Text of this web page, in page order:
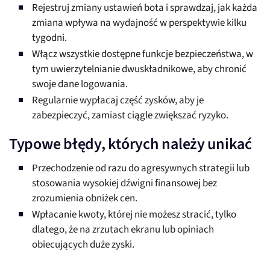
Rejestruj zmiany ustawień bota i sprawdzaj, jak każda
zmiana wpływa na wydajność w perspektywie kilku
tygodni.
Włącz wszystkie dostępne funkcje bezpieczeństwa, w
tym uwierzytelnianie dwuskładnikowe, aby chronić
swoje dane logowania.
Regularnie wypłacaj część zysków, aby je
zabezpieczyć, zamiast ciągle zwiększać ryzyko.
Typowe błędy, których należy unikać
Przechodzenie od razu do agresywnych strategii lub
stosowania wysokiej dźwigni finansowej bez
zrozumienia obniżek cen.
Wpłacanie kwoty, której nie możesz stracić, tylko
dlatego, że na zrzutach ekranu lub opiniach
obiecujących duże zyski.